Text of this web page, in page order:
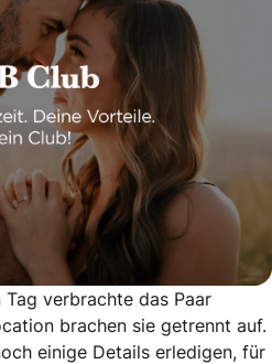
verbrachte das Paar
brachen sie getrennt auf.
einige Details erledigen, für